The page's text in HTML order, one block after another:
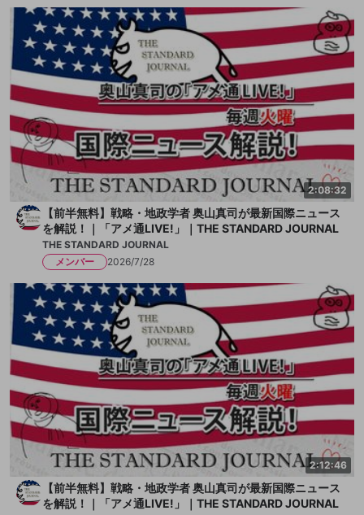
▼『管理人／紫Twitter／@crfpj』
https://twitter.com/crfpj
-----------
▼FacebookPage：「THE STANDARD JOURNAL」
https://www.facebook.com/realist.jp
2:08:32
【前半無料】戦略・地政学者 奥山真司が最新国際ニュース
を解説！｜「アメ通LIVE!」｜THE STANDARD JOURNAL
THE STANDARD JOURNAL
メンバー
2026/7/28
2:12:46
【前半無料】戦略・地政学者 奥山真司が最新国際ニュース
を解説！｜「アメ通LIVE!」｜THE STANDARD JOURNAL